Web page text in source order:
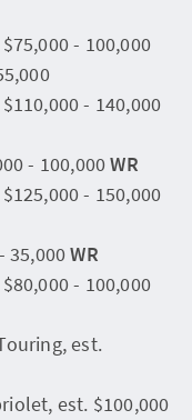
- 100,000
- 140,000
- 100,000WR
- 150,000
35,000WR
- 100,000
est.
est. $100,000